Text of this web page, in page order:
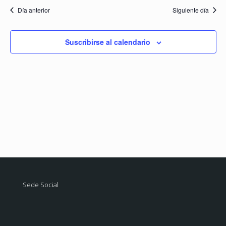
fecha.Día anterior Siguiente día
Suscribirse al calendario
Sede Social